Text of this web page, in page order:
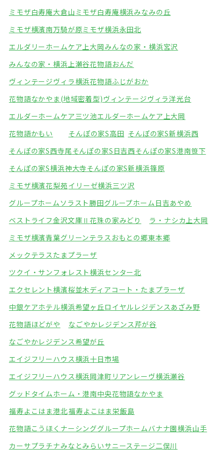
ミモザ白寿庵大倉山 ミモザ白寿庵横浜みなみの丘
ミモザ横濱南万騎が原ミモザ横浜永田北
エルダリーホームケア上大岡みんなの家・横浜宮沢
みんなの家・横浜上瀬谷花物語おんだ
ヴィンテージヴィラ横浜花物語ふじがおか
花物語なかやま(地域密着型)ヴィンテージヴィラ洋光台
エルダーホームケア三ツ池エルダーホームケア上大岡
花物語かもい
そんぽの家S高田 そんぽの家S新横浜西
そんぽの家S西寺尾そんぽの家S日吉西そんぽの家S港南笹下
そんぽの家S横浜神大寺そんぽの家S新横浜篠原
ミモザ横濱花梨苑イリーゼ横浜三ツ沢
グループホームソラスト勝田グループホーム日吉あやめ
ベストライフ金沢文庫Ⅱ花珠の家みどり
ラ・ナシカ上大岡
ミモザ横濱青葉グリーンテラス おもとの郷東本郷
メックテラスたまプラーザ
ツクイ・サンフォレスト横浜センター北
エクセレント横濱桜並木ディアコート・たまプラーザ
中銀ケアホテル横浜希望ヶ丘ロイヤルレジデンスあざみ野
花物語ほどがや
なごやかレジデンス芹が谷
なごやかレジデンス希望が丘
エイジフリーハウス横浜十日市場
エイジフリーハウス横浜岡津町 リアンレーヴ横浜瀬谷
グッドタイムホーム・港南中央花物語なかやま
福寿よこはま港北福寿よこはま栄飯島
花物語こうほくナーシンググループホームバナナ園横浜山手
カーサプラチナみなとみらいサニーステージ二俣川